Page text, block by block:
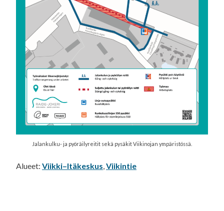
Jalankulku- ja pyöräilyreitit sekä pysäkit Viikinojan ympäristössä.
Alueet: Viikki–Itäkeskus,Viikintie